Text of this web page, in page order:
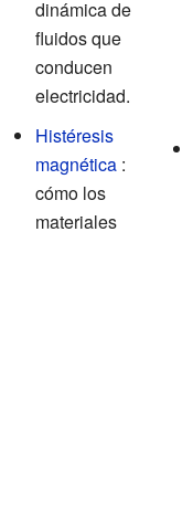
dinámica de
fluidos que
conducen
electricidad.
Histéresis
magnética :
cómo los
materiales